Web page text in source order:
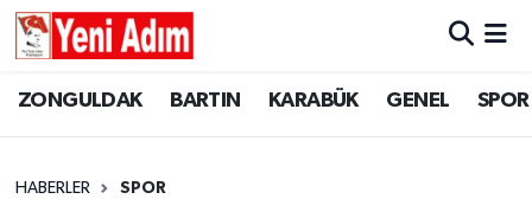
ZONGULDAK BARTIN KARABÜK GENEL SPOR
HABERLER SPOR
ZONGULDAK
ZONGULDAK
Zonguldak Hava Durumu